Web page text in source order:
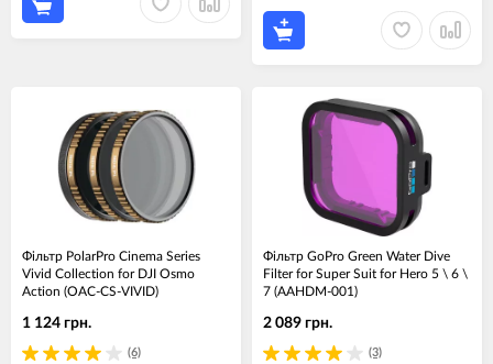
Фільтр PolarPro Cinema Series
Vivid Collection for DJI Osmo
Action (OAC-CS-VIVID)
(6)
1 124 грн.
Фільтр GoPro Green Water Dive
Filter for Super Suit for Hero 5 \ 6 \
7 (AAHDM-001)
(3)
2 089 грн.